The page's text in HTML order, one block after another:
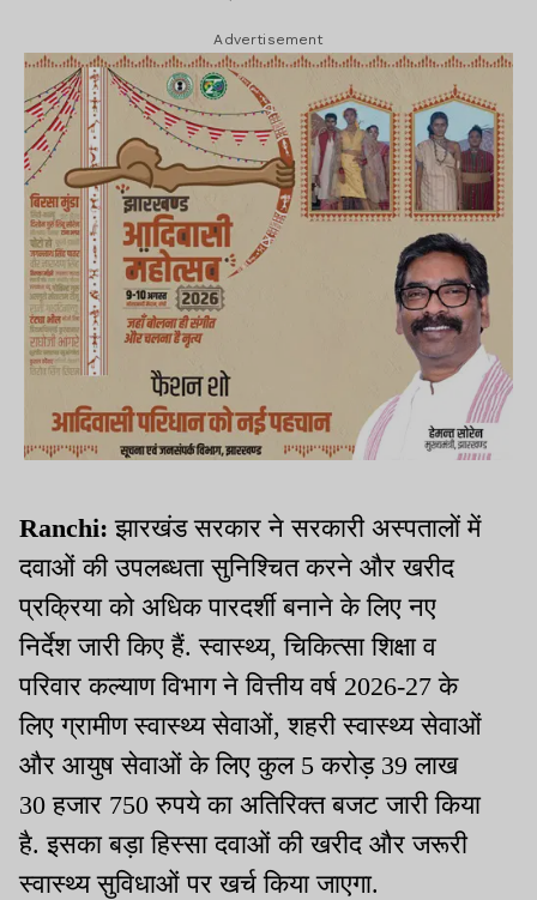
Advertisement
Ranchi:झारखंड सरकार ने सरकारी अस्पतालों में
दवाओं की उपलब्धता सुनिश्चित करने और खरीद
प्रक्रिया को अधिक पारदर्शी बनाने के लिए नए
निर्देश जारी किए हैं. स्वास्थ्य, चिकित्सा शिक्षा व
परिवार कल्याण विभाग ने वित्तीय वर्ष 2026-27 के
लिए ग्रामीण स्वास्थ्य सेवाओं, शहरी स्वास्थ्य सेवाओं
और आयुष सेवाओं के लिए कुल 5 करोड़ 39 लाख
30 हजार 750 रुपये का अतिरिक्त बजट जारी किया
है. इसका बड़ा हिस्सा दवाओं की खरीद और जरूरी
स्वास्थ्य सुविधाओं पर खर्च किया जाएगा.